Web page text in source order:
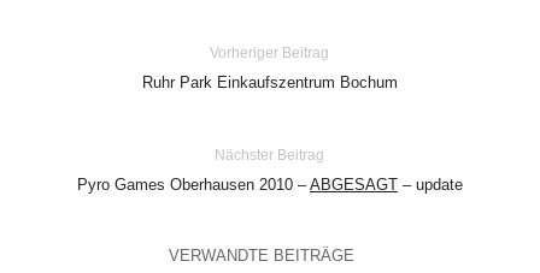
Vorheriger Beitrag
Ruhr Park Einkaufszentrum Bochum
Nächster Beitrag
Pyro Games Oberhausen 2010 –ABGESAGT– update
VERWANDTE BEITRÄGE